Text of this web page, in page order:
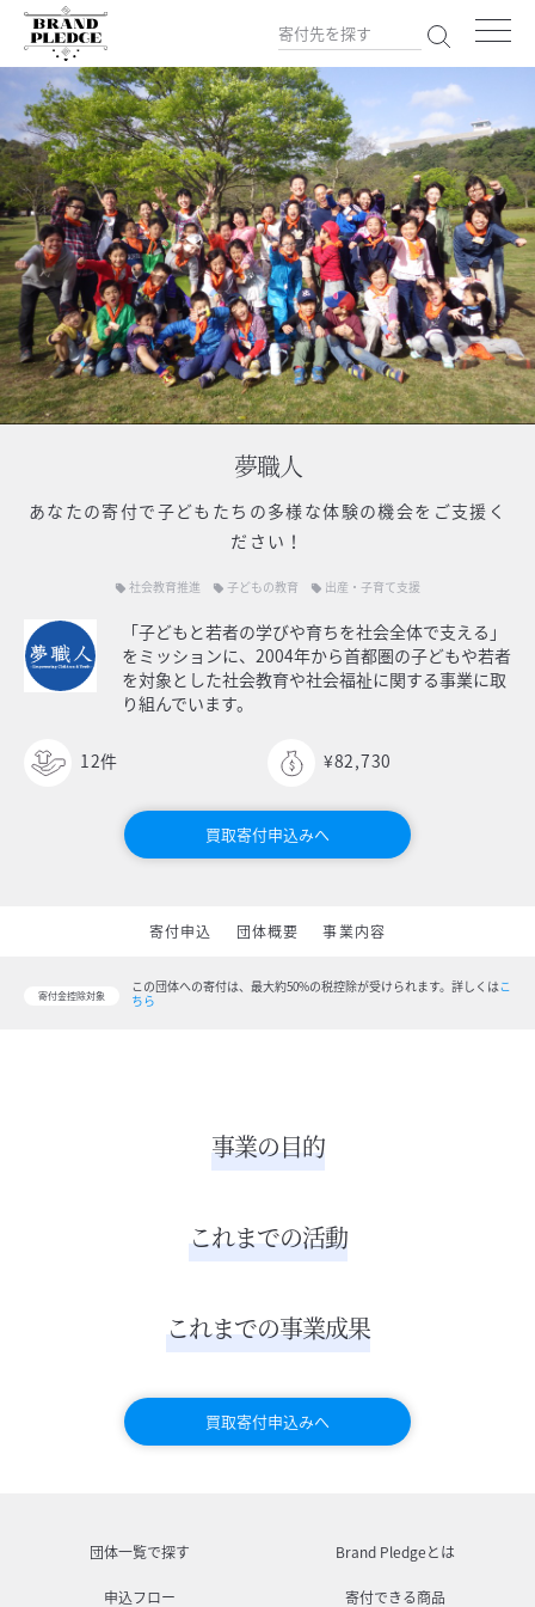
夢職人
あなたの寄付で子どもたちの多様な体験の機会をご支援く
ださい！
local_offer 社会教育推進 local_offer 子どもの教育 local_offer 出産・子育て支援
「子どもと若者の学びや育ちを社会全体で支える」
をミッションに、2004年から首都圏の子どもや若者
を対象とした社会教育や社会福祉に関する事業に取
り組んでいます。
12件 ¥82,730
買取寄付申込みへ
寄付申込 団体概要 事業内容
寄付金控除対象
この団体への寄付は、最大約50%の税控除が受けられます。 詳しくはこ
ちら
事業の目的
これまでの活動
これまでの事業成果
買取寄付申込みへ
団体一覧で探す Brand Pledgeとは
申込フロー 寄付できる商品